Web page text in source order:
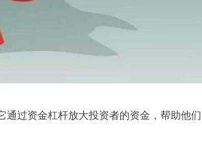
过资金杠杆放大投资者的资金，帮助他们